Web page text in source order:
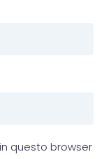
questo browser